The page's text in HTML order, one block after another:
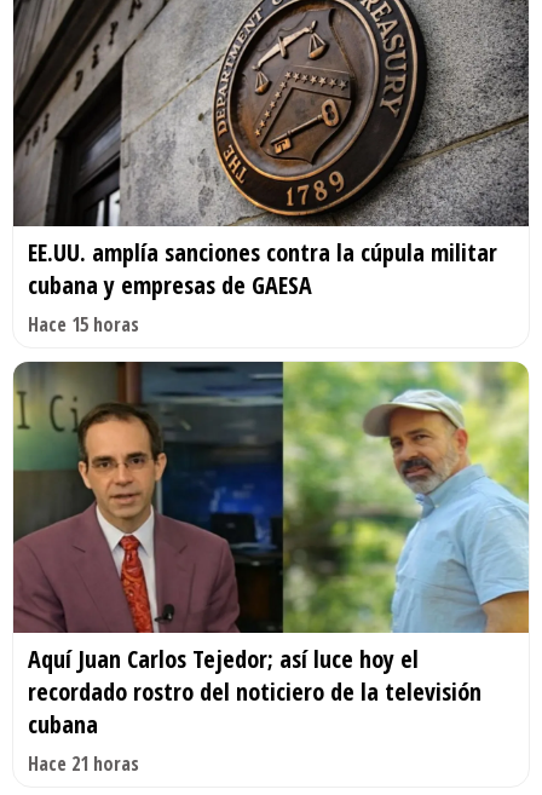
EE.UU. amplía sanciones contra la cúpula militar
cubana y empresas de GAESA
Hace 15 horas
Aquí Juan Carlos Tejedor; así luce hoy el
recordado rostro del noticiero de la televisión
cubana
Hace 21 horas